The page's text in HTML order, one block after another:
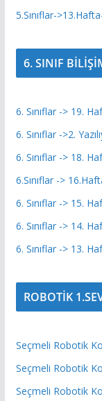
5.Sınıflar-
6. SINIF
6. Sınıflar -> 19.
6. Sınıflar ->2.
6. Sınıflar -> 18.
6.Sınıflar ->
6. Sınıflar -> 15.
6. Sınıflar -> 14.
6. Sınıflar -> 13.
ROBOTİK
Seçmeli Robotik
Seçmeli Robotik
Seçmeli Robotik